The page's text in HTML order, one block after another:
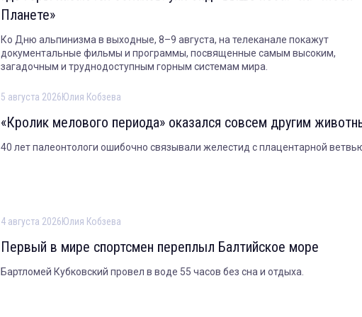
Планете»
Ко Дню альпинизма в выходные, 8–9 августа, на телеканале покажут
документальные фильмы и программы, посвященные самым высоким,
загадочным и труднодоступным горным системам мира.
5 августа 2026Юлия Кобзева
«Кролик мелового периода» оказался совсем другим
40 лет палеонтологи ошибочно связывали желестид с плацентарной
4 августа 2026Юлия Кобзева
Первый в мире спортсмен переплыл Балтийское море
Бартломей Кубковский провел в воде 55 часов без сна и отдыха.